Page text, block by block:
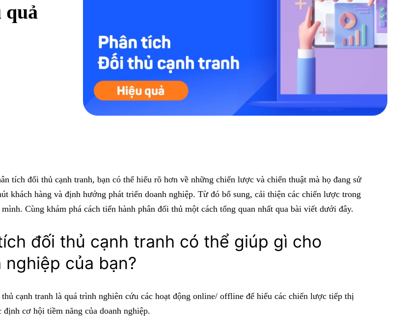
quả
tích đối thủ cạnh tranh, bạn có thể hiểu rõ hơn về những chiến lược và chiến thuật mà họ đang sử
khách hàng và định hướng phát triển doanh nghiệp. Từ đó bổ sung, cải thiện các chiến lược trong
Cùng khám phá cách tiến hành phân đối thủ một cách tổng quan nhất qua bài viết dưới đây.
đối thủ cạnh tranh có thể giúp gì cho
nghiệp của bạn?
cạnh tranh là quá trình nghiên cứu các hoạt động online/ offline để hiểu các chiến lược tiếp thị
định cơ hội tiềm năng của doanh nghiệp.